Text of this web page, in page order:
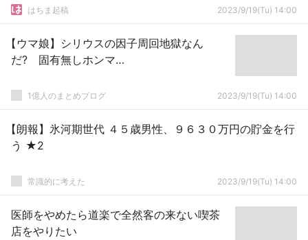
はちま起稿 2023/9/19(Tu) 14:00
【ウマ娘】シリウスの因子周回地獄なん
だ? 固有無しホンマ…
1億人のまとめブログ 2023/9/19(Tu) 14:00
【朗報】氷河期世代 ４５歳男性、９６３０万円の貯金を行
う ★2
常識的に考えた 2023/9/19(Tu) 14:00
医師をやめたら道楽で全然客の来ない喫茶
店をやりたい